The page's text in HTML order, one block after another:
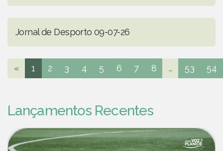
Jornal de Desporto 09-07-26
« 1 2 3 4 5 6 7 8 ... 53 54
Lançamentos Recentes